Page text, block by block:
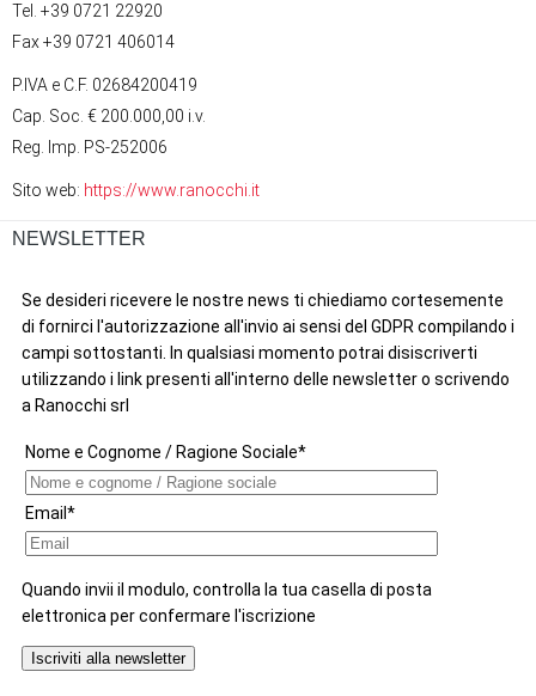
Tel. +39 0721 22920
Fax +39 0721 406014
P.IVA e C.F. 02684200419
Cap. Soc. € 200.000,00 i.v.
Reg. Imp. PS-252006
Sito web: https://www.ranocchi.it
NEWSLETTER